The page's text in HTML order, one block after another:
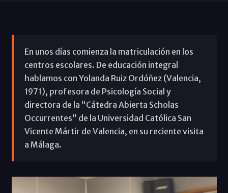
En unos días comienza la matriculación en los
centros escolares. De educación integral
hablamos con Yolanda Ruiz Ordóñez (Valencia,
1971), profesora de Psicología Social y
directora de la “Cátedra Abierta Scholas
Occurrentes” de la Universidad Católica San
Vicente Mártir de Valencia, en su reciente visita
a Málaga.